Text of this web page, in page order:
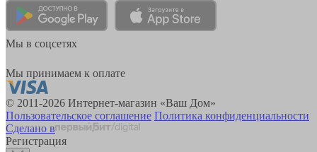
Мы в соцсетях
Мы принимаем к оплате
© 2011-2026 Интернет-магазин «Ваш Дом»
Пользовательское соглашение Политика конфиденциальности
Сделано в
Регистрация